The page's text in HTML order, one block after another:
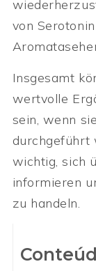
von
Insgesamt
wertvolle
sein, wenn
durchgeführt
wichtig, sich
informieren
zu handeln.